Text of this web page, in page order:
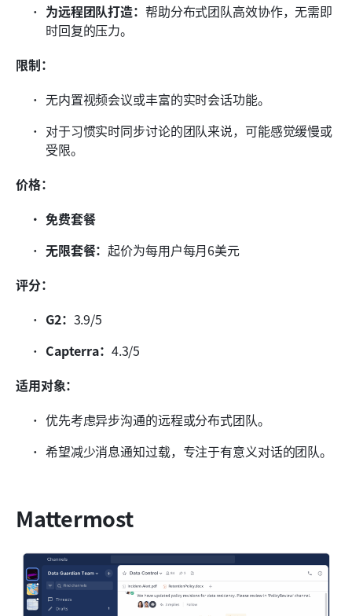
为远程团队打造： 帮助分布式团队高效协作，无需即
时回复的压力。
限制：
无内置视频会议或丰富的实时会话功能。
对于习惯实时同步讨论的团队来说，可能感觉缓慢或
受限。
价格：
免费套餐
无限套餐：起价为每用户每月6美元
评分：
G2： 3.9/5
Capterra： 4.3/5
适用对象：
优先考虑异步沟通的远程或分布式团队。
希望减少消息通知过载，专注于有意义对话的团队。
Mattermost